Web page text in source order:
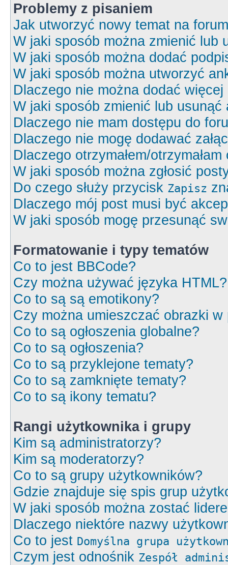
Problemy z pisaniem
Jak utworzyć nowy temat na
W jaki sposób można zmienić lub
W jaki sposób można dodać
W jaki sposób można utworzyć
Dlaczego nie można dodać
W jaki sposób zmienić lub usunąć
Dlaczego nie mam dostępu do
Dlaczego nie mogę dodawać
Dlaczego otrzymałem/
W jaki sposób można zgłosić
Do czego służy przycisk Zapisz
Dlaczego mój post musi być
W jaki sposób mogę przesunąć
Formatowanie i typy tematów
Co to jest BBCode?
Czy można używać języka HTML?
Co to są są emotikony?
Czy można umieszczać obrazki w
Co to są ogłoszenia globalne?
Co to są ogłoszenia?
Co to są przyklejone tematy?
Co to są zamknięte tematy?
Co to są ikony tematu?
Rangi użytkownika i grupy
Kim są administratorzy?
Kim są moderatorzy?
Co to są grupy użytkowników?
Gdzie znajduje się spis grup
W jaki sposób można zostać
Dlaczego niektóre nazwy
Co to jest Domyślna grupa
Czym jest odnośnik Zespół